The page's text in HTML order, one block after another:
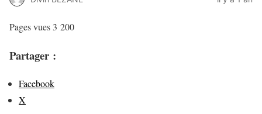
Pages vues 3 200
Partager :
Facebook
X